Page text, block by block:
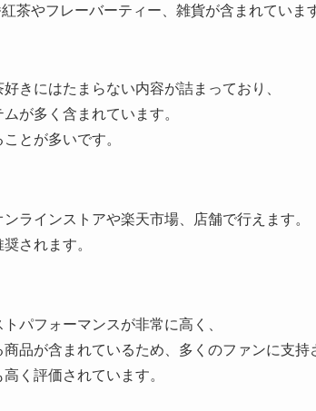
茶やフレーバーティー、雑貨が含まれていま
きにはたまらない内容が詰まっており、
が多く含まれています。
とが多いです。
ラインストアや楽天市場、店舗で行えます。
されます。
パフォーマンスが非常に高く、
品が含まれているため、多くのファンに支持
く評価されています。